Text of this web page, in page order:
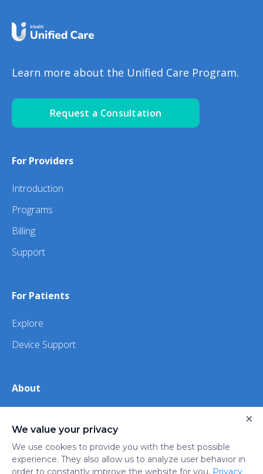
Learn more about the Unified Care Program.
Request a Consultation
For Providers
Introduction
Programs
Billing
Support
For Patients
Explore
Device Support
About
iHealth
We value your privacy
We use cookies to provide you with the best possible
experience. They also allow us to analyze user behavior in
order to constantly improve the website for you. Privacy
×